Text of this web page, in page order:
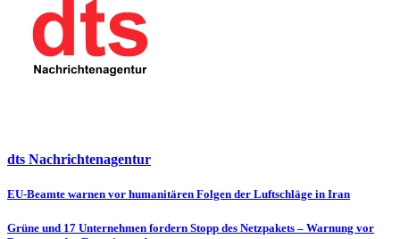
dts Nachrichtenagentur
Beitragsnavigation
EU-Beamte warnen vor humanitären Folgen der Luftschläge in Iran
Grüne und 17 Unternehmen fordern Stopp des Netzpakets – Warnung vor